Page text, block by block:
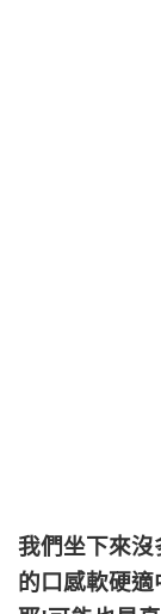
我們坐下來
的口感軟硬